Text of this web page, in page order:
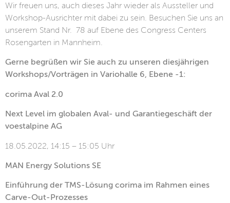
Wir freuen uns, auch dieses Jahr wieder als Aussteller und
Workshop-Ausrichter mit dabei zu sein. Besuchen Sie uns an
unserem Stand Nr. 78 auf Ebene des Congress Centers
Rosengarten in Mannheim.
Gerne begrüßen wir Sie auch zu unseren diesjährigen
Workshops/Vorträgen in Variohalle 6, Ebene -1:
corima Aval 2.0
Next Level im globalen Aval- und Garantiegeschäft der
voestalpine AG
18.05.2022, 14:15 – 15:05 Uhr
MAN Energy Solutions SE
Einführung der TMS-Lösung corima im Rahmen eines
Carve-Out-Prozesses